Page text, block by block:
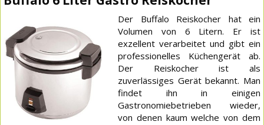
Der Buffalo Reiskocher hat ein
Volumen von 6 Litern. Er ist
exzellent verarbeitet und gibt ein
professionelles Küchengerät ab.
Der Reiskocher ist als
zuverlässiges Gerät bekannt. Man
findet ihn in einigen
Gastronomiebetrieben wieder,
von denen kaum welche von dem